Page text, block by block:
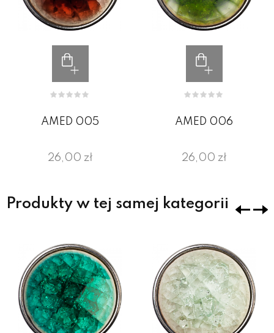
AMED 005
26,00 zł
AMED 006
26,00 zł
Produkty w tej samej kategorii